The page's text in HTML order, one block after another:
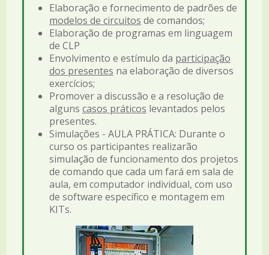
Elaboração e fornecimento de padrões de
modelos de circuitos de comandos;
Elaboração de programas em linguagem
de CLP
Envolvimento e estímulo da participação
dos presentes na elaboração de diversos
exercícios;
Promover a discussão e a resolução de
alguns casos práticos levantados pelos
presentes.
Simulações - AULA PRÁTICA: Durante o
curso os participantes realizarão
simulação de funcionamento dos projetos
de comando que cada um fará em sala de
aula, em computador individual, com uso
de software específico e montagem em
KITs.